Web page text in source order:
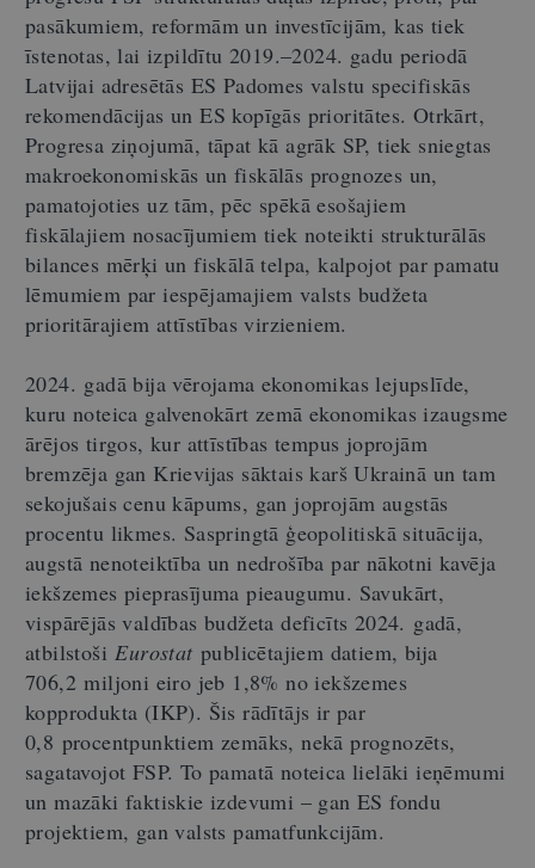
pasākumiem, reformām un investīcijām, kas tiek
īstenotas, lai izpildītu 2019.–2024. gadu periodā
Latvijai adresētās ES Padomes valstu specifiskās
rekomendācijas un ES kopīgās prioritātes. Otrkārt,
Progresa ziņojumā, tāpat kā agrāk SP, tiek sniegtas
makroekonomiskās un fiskālās prognozes un,
pamatojoties uz tām, pēc spēkā esošajiem
fiskālajiem nosacījumiem tiek noteikti strukturālās
bilances mērķi un fiskālā telpa, kalpojot par pamatu
lēmumiem par iespējamajiem valsts budžeta
prioritārajiem attīstības virzieniem.
2024. gadā bija vērojama ekonomikas lejupslīde,
kuru noteica galvenokārt zemā ekonomikas izaugsme
ārējos tirgos, kur attīstības tempus joprojām
bremzēja gan Krievijas sāktais karš Ukrainā un tam
sekojušais cenu kāpums, gan joprojām augstās
procentu likmes. Saspringtā ģeopolitiskā situācija,
augstā nenoteiktība un nedrošība par nākotni kavēja
iekšzemes pieprasījuma pieaugumu. Savukārt,
vispārējās valdības budžeta deficīts 2024. gadā,
atbilstošiEurostat publicētajiem datiem, bija
706,2 miljoni eiro jeb 1,8% no iekšzemes
kopprodukta (IKP). Šis rādītājs ir par
0,8 procentpunktiem zemāks, nekā prognozēts,
sagatavojot FSP. To pamatā noteica lielāki ieņēmumi
un mazāki faktiskie izdevumi – gan ES fondu
projektiem, gan valsts pamatfunkcijām.